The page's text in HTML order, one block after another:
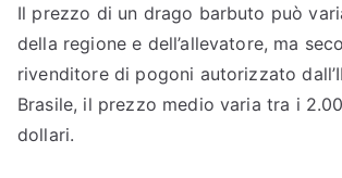
Il prezzo di un drago barbuto può
della regione e dell’allevatore, ma
rivenditore di pogoni autorizzato
Brasile, il prezzo medio varia tra i
dollari.